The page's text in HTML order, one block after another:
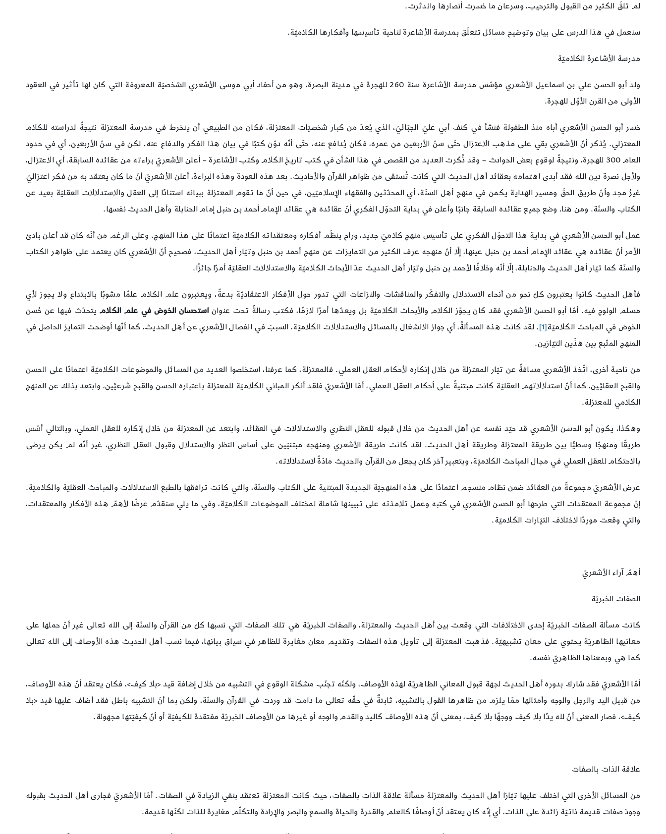
لم تلقَ الكثير من القبول والترحيب، وسرعان ما خسرت أنصارها واندثرت.
سنعمل في هذا الدرس على بيان وتوضيح مسائل تتعلّق بمدرسة الأشاعرة لناحية تأسيسها وأفكارها الكلاميّة.
مدرسة الأشاعرة الكلاميّة
ولد أبو الحسن علي بن اسماعيل الأشعري مؤسّس مدرسة الأشاعرة سنة 260 للهجرة في مدينة البصرة، وهو من أحفاد أبي موسى الأشعري الشخصيّة المعروفة التي كان لها تأثير في العقود
الأولى من القرن الأوّل للهجرة.
خسر أبو الحسن الأشعري أباه منذ الطفولة فنشأ في كنف أبي عليّ الجبّائيّ، الذي يُعدّ من كبار شخصيّات المعتزلة، فكان من الطبيعي أن ينخرط في مدرسة المعتزلة نتيجةً لدراسته للكلام
المعتزلي. يُذكر أنّ الأشعري بقي على مذهب الاعتزال حتّى سنّ الأربعين من عمره، فكان يُدافع عنه، حتّى أنّه دوّن كتبًا في بيان هذا الفكر والدفاع عنه. لكن في سنّ الأربعين، أي في حدود
العام 300 للهجرة، ونتيجةً لوقوع بعض الحوادث – وقد ذُكرت العديد من القصص في هذا الشأن في كتب تاريخ الكلام وكتب الأشاعرة – أعلن الأشعريّ براءته من عقائده السابقة، أي الاعتزال،
ولأجل نصرة دين الله فقد أبدى اهتمامه بعقائد أهل الحديث التي كانت تُستقى من ظواهر القرآن والأحاديث. بعد هذه العودة وهذه البراءة، أعلن الأشعريّ أنّ ما كان يعتقد به من فكر اعتزاليّ
غيرُ مجد وأنّ طريق الحقّ ومسير الهداية يكمن في منهج أهل السنّة، أي المحدّثين والفقهاء الإسلاميّين، في حين أنّ ما تقوم المعتزلة ببيانه استنادًا إلى العقل والاستدلالات العقليّة بعيد عن
الكتاب والسنّة. ومن هنا، وضع جميع عقائده السابقة جانبًا وأعلن في بداية التحوّل الفكري أنّ عقائده هي عقائد الإمام أحمد بن حنبل إمام الحنابلة وأهل الحديث نفسها.
عمل أبو الحسن الأشعري في بداية هذا التحوّل الفكري على تأسيس منهج كلاميّ جديد، وراح ينظّم أفكاره ومعتقداته الكلاميّة اعتمادًا على هذا المنهج. وعلى الرغم من أنّه كان قد أعلن بادئ
الأمر أنّ عقائده هي عقائد الإمام أحمد بن حنبل عينها، إلّا أنّ منهجه عرف الكثير من التمايزات عن منهج أحمد بن حنبل وتيّار أهل الحديث، فصحيح أنّ الأشعري كان يعتمد على ظواهر الكتاب
والسنّة كما تيّار أهل الحديث والحنابلة، إلّا أنّه وخلافًا لأحمد بن حنبل وتيّار أهل الحديث عدّ الأبحاث الكلاميّة والاستدلالات العقليّة أمرًا جائزًا.
فأهل الحديث كانوا يعتبرون كلّ نحو من أنحاء الاستدلال والتفكّر والمناقشات والنزاعات التي تدور حول الأفكار الاعتقاديّة بدعةً، ويعتبرون علم الكلام علمًا مشوبًا بالابتداع ولا يجوز لأي
مسلم الولوج فيه. أمّا أبو الحسن الأشعري فقد كان يجوّز الكلام والأبحاث الكلاميّة بل ويعدّها أمرًا لازمًا، فكتب رسالةً تحت عنوان استحسان الخوض في علم الكلاميتحدّث فيها عن حُسن
الخوض في المباحث الكلاميّة [1]
. لقد كانت هذه المسألةُ، أي جواز الانشغال بالمسائل والاستدلالات الكلاميّة، السببَ في انفصال الأشعري عن أهل الحديث، كما أنّها أوضحت التمايز الحاصل في
المنهج المتّبع بين هذَين التيّارَين.
من ناحية أخرى، اتّخذ الأشعري مسافةً عن تيّار المعتزلة من خلال إنكاره لأحكام العقل العملي. فالمعتزلة، كما عرفنا، استخلصوا العديد من المسائل والموضوعات الكلاميّة اعتمادًا على الحسن
والقبح العقليَّين، كما أنّ استدلالاتهم العقليّة كانت مبتنيةً على أحكام العقل العملي، أمّا الأشعريّ فلقد أنكر المباني الكلاميّة للمعتزلة باعتباره الحسن والقبح شرعيَّين، وابتعد بذلك عن المنهج
الكلامي للمعتزلة.
وهكذا، يكون أبو الحسن الأشعري قد حيّد نفسه عن أهل الحديث من خلال قبوله للعقل النظري والاستدلالات في العقائد، وابتعد عن المعتزلة من خلال إنكاره للعقل العملي، وبالتالي أسّس
طريقًا ومنهجًا وسطيًّا بين طريقة المعتزلة وطريقة أهل الحديث. لقد كانت طريقة الأشعري ومنهجه مبتنيَين على أساس النظر والاستدلال وقبول العقل النظري، غير أنّه لم يكن يرضى
بالاحتكام للعقل العملي في مجال المباحث الكلاميّة، وبتعبير آخر كان يجعل من القرآن والحديث مادّةً لاستدلالاته.
عرض الأشعريّ مجموعةً من العقائد ضمن نظام منسجم اعتمادًا على هذه المنهجيّة الجديدة المبتنية على الكتاب والسنّة، والتي كانت ترافقها بالطبع الاستدلالات والمباحث العقليّة والكلاميّة.
إنّ مجموعة المعتقدات التي طرحها أبو الحسن الأشعري في كتبه وعمل تلامذته على تبيينها شاملة لمختلف الموضوعات الكلاميّة، وفي ما يلي سنقدّم عرضًا لأهمّ هذه الأفكار والمعتقدات،
والتي وقعت موردًا لاختلاف التيّارات الكلاميّة.
أهمّ آراء الأشعريّ
الصفات الخبريّة
كانت مسألة الصفات الخبريّة إحدى الاختلافات التي وقعت بين أهل الحديث والمعتزلة، والصفات الخبريّة هي تلك الصفات التي نسبها كلّ من القرآن والسنّة إلى الله تعالى غير أنّ حملها على
معانيها الظاهريّة يحتوي على معان تشبيهيّة. فذهبت المعتزلة إلى تأويل هذه الصفات وتقديم معان مغايرة للظاهر في سياق بيانها، فيما نسب أهل الحديث هذه الأوصاف إلى الله تعالى
كما هي وبمعناها الظاهريّ نفسه.
أمّا الأشعريّ فقد شارك بدوره أهل الحديث لجهة قبول المعاني الظاهريّة لهذه الأوصاف، ولكنّه تجنّب مشكلة الوقوع في التشبيه من خلال إضافة قيد <بلا كيف>، فكان يعتقد أنّ هذه الأوصاف،
من قبيل اليد والرجل والوجه وأمثالها ممّا يلزم من ظاهرها القول بالتشبيه، ثابتةٌ في حقّه تعالى ما دامت قد وردت في القرآن والسنّة، ولكن بما أنّ التشبيه باطل فقد أضاف عليها قيد <بلا
كيف>، فصار المعنى أنّ لله يدًا بلا كيف ووجهًا بلا كيف، بمعنى أنّ هذه الأوصاف كاليد والقدم والوجه أو غيرها من الأوصاف الخبريّة مفتقدة للكيفيّة أو أنّ كيفيّتها مجهولة.
علاقة الذات بالصفات
من المسائل الأخرى التي اختلف عليها تيّارَا أهل الحديث والمعتزلة مسألة علاقة الذات بالصفات، حيث كانت المعتزلة تعتقد بنفي الزيادة في الصفات. أمّا الأشعريّ فجارى أهل الحديث بقبوله
وجودَ صفات قديمة ذاتيّة زائدة على الذات، أي إنّه كان يعتقد أنّ أوصافًا كالعلم والقدرة والحياة والسمع والبصر والإرادة والتكلّم مغايرة للذات لكنّها قديمة.